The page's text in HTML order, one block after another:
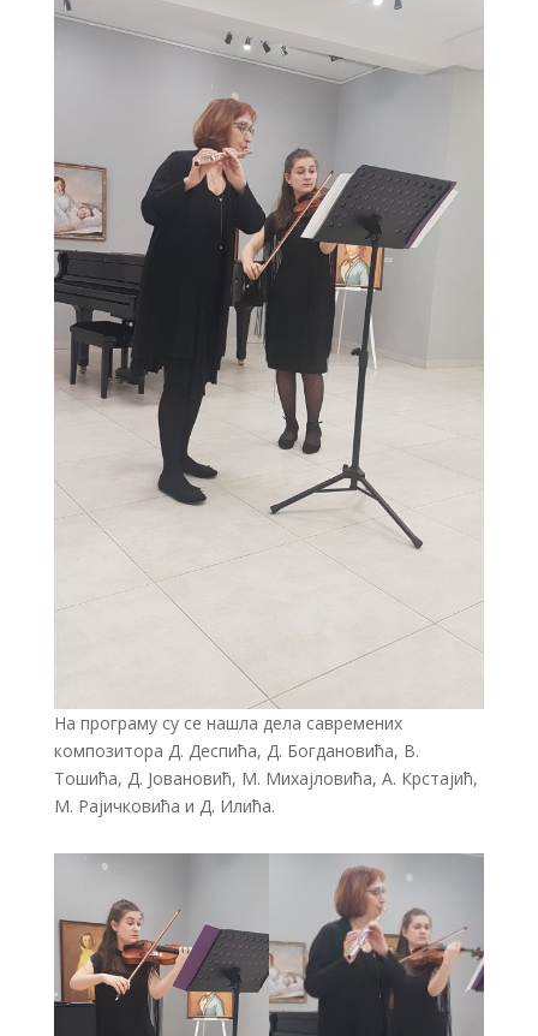
На програму су се нашла дела савремених
композитора Д. Деспића, Д. Богдановића, В.
Тошића, Д. Јовановић, М. Михајловића, А. Крстајић,
М. Рајичковића и Д. Илића.